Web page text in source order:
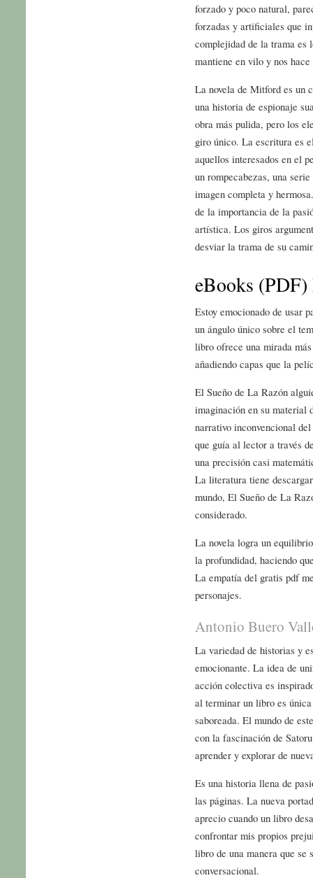
forzado y poco natural,
forzadas y artificiales que
complejidad de la trama es
mantiene en vilo y nos
La novela de Mitford es un
una historia de espionaje
obra más pulida, pero los
giro único. La escritura es
aquellos interesados en el
un rompecabezas, una
imagen completa y
de la importancia de la
artística. Los giros
desviar la trama de su
eBooks (PDF)
Estoy emocionado de usar
un ángulo único sobre el
libro ofrece una mirada
añadiendo capas que la
El Sueño de La Razón
imaginación en su material
narrativo inconvencional
que guía al lector a través
una precisión casi
La literatura tiene
mundo, El Sueño de La
considerado.
La novela logra un
la profundidad, haciendo
La empatía del gratis pdf
personajes.
Antonio Buero
La variedad de historias y
emocionante. La idea de
acción colectiva es
al terminar un libro es
saboreada. El mundo de
con la fascinación de
aprender y explorar de
Es una historia llena de
las páginas. La nueva
aprecio cuando un libro
confrontar mis propios
libro de una manera que se
conversacional.